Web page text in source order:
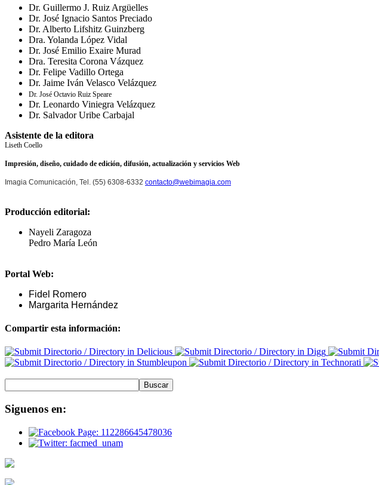
Dr. Guillermo J. Ruiz Argüelles
Dr. José Ignacio Santos Preciado
Dr. Alberto Lifshitz Guinzberg
Dra. Yolanda López Vidal
Dr. José Emilio Exaire Murad
Dra. Teresita Corona Vázquez
Dr. Felipe Vadillo Ortega
Dr. Jaime Iván Velasco Velázquez
Dr. José Octavio Ruiz Speare
Dr. Leonardo Viniegra Velázquez
Dr. Salvador Uribe Carbajal
Asistente de la editora
Liseth Coello
Impresión, diseño, cuidado de edición, difusión, actualización y servicios Web
Imagia Comunicación, Tel. (55) 6308-6332 contacto@webimagia.com
Producción editorial:
Nayeli Zaragoza
Pedro María León
Portal Web:
Fidel Romero
Margarita Hernández
Compartir esta información:
Siguenos en: